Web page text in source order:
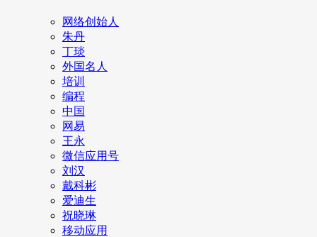
网络创始人
朱丹
丁琰
外国名人
培训
编程
中国
网易
王永
微信应用号
刘汉
戴科彬
爱迪生
祝晓琳
移动应用